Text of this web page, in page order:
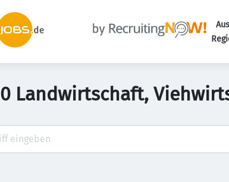
0 Landwirtschaft,